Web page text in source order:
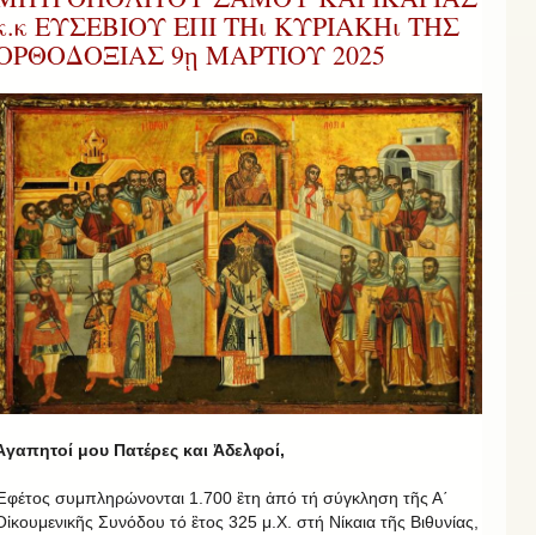
ΕΥΣΕΒΙΟΥ ΕΠΙ ΤΗι ΚΥΡΙΑΚΗι ΤΗΣ
9ῃ ΜΑΡΤΙΟΥ 2025
μου Πατέρες και Ἀδελφοί,
συμπληρώνονται 1.700 ἒτη ἀπό τή σύγκληση τῆς Α΄
Συνόδου τό ἒτος 325 μ.Χ. στή Νίκαια τῆς Βιθυνίας,